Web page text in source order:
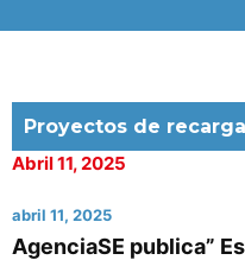
Proyectos de recarga
Abril 11, 2025
abril 11, 2025
AgenciaSE publica”